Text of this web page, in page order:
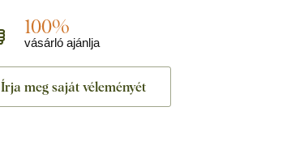
100%
vásárló ajánlja
Írja meg saját véleményét